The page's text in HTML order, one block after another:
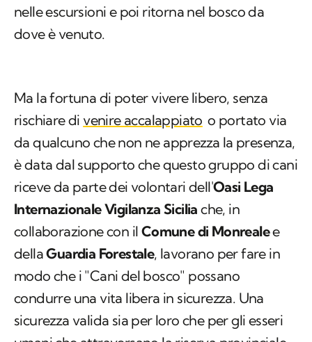
nelle escursioni e poi ritorna nel bosco da
dove è venuto.
Ma la fortuna di poter vivere libero, senza
rischiare di venire accalappiato o portato via
da qualcuno che non ne apprezza la presenza,
è data dal supporto che questo gruppo di cani
riceve da parte dei volontari dell'Oasi Lega
Internazionale Vigilanza Sicilia che, in
collaborazione con il Comune di Monrealee
dellaGuardia Forestale, lavorano per fare in
modo che i "Cani del bosco" possano
condurre una vita libera in sicurezza. Una
sicurezza valida sia per loro che per gli esseri